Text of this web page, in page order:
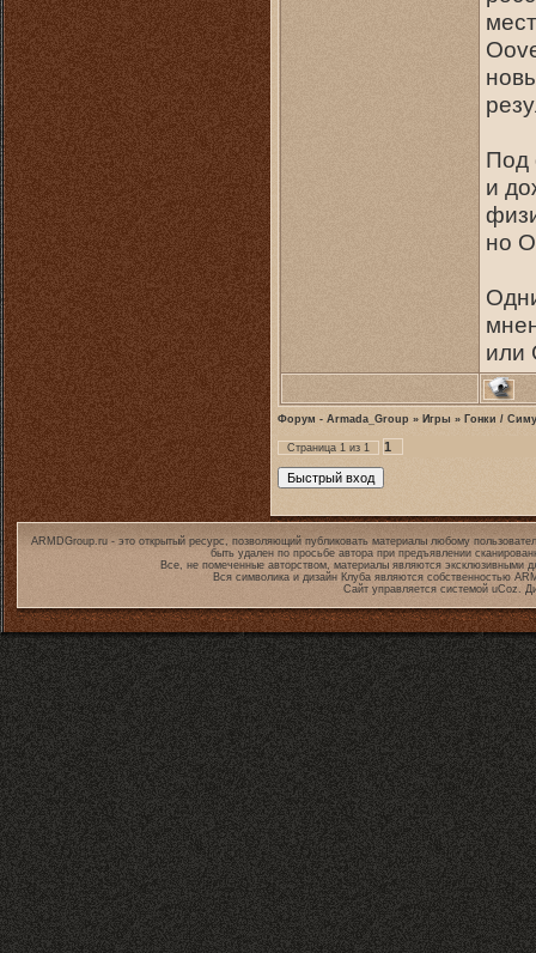
Под
и
но
или
Форум - Armada_Group » Игры » Гонки /
Страница 1 из 1 1
ARMDGroup.ru - это открытый ресурс, позволяющий публиковать материалы любому
быть удален по просьбе автора при предъявлении
Все, не помеченные авторством, материалы являются эксклюзивными
Вся символика и дизайн Клуба являются собственностью
Сайт управляется системой uCoz.